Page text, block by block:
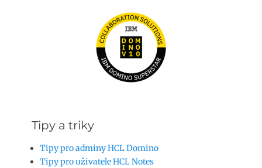
Tipy a triky
Tipy pro adminy HCL Domino
Tipy pro uživatele HCL Notes